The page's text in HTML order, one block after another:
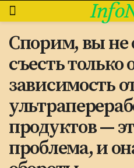
Спорим, вы не
съесть только
зависимость
продуктов —
проблема, и